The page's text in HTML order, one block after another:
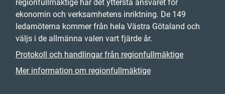
regionfullmäktige har det yttersta ansvaret för
ekonomin och verksamhetens inriktning. De 149
ledamöterna kommer från hela Västra Götaland och
väljs i de allmänna valen vart fjärde år.
Protokoll och handlingar från regionfullmäktige
Mer information om regionfullmäktige